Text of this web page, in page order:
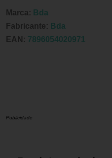
Marca: Bda
Fabricante: Bda
EAN: 7896054020971
Publicidade